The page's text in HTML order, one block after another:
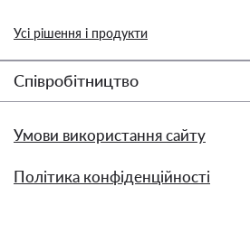
Усі рішення і продукти
Співробітництво
Умови використання сайту
Політика конфіденційності